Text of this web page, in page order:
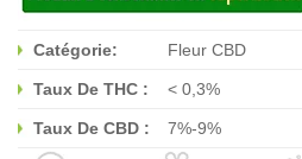
Catégorie: Fleur CBD
Taux De THC : < 0,3%
Taux De CBD : 7%-9%